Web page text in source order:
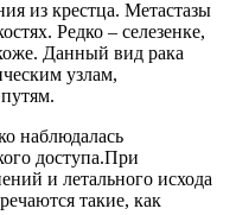
из крестца. Метастазы
Редко – селезенке,
Данный вид рака
узлам,
наблюдалась
доступа.При
и летального исхода
такие, как